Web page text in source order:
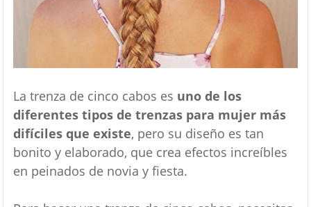
La trenza de cinco cabos es uno de los
diferentes tipos de trenzas para mujer más
difíciles que existe, pero su diseño es tan
bonito y elaborado, que crea efectos increíbles
en peinados de novia y fiesta.